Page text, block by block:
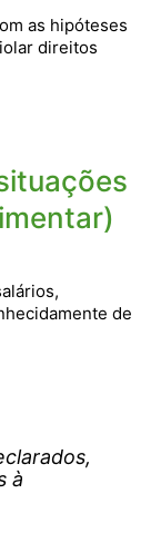
as hipóteses
direitos
de
à